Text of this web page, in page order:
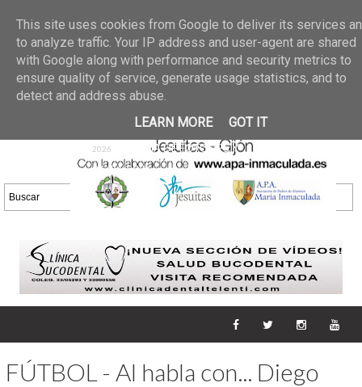
02 jun 2026
GALERIA DE FOTOS
30/05/2026
25 may 2026
GALERIA
DE FOTOS 23/05/2026
20 may
2026
GALERIA DE FOTOS
16/05/2026
DE FOTOS 09/05/2026
28 abr
2026
GALERIA DE FOTOS 25 Y
26/04/2026
FÚTBOL - Al habla con... Diego
This site uses cookies from Google to deliver its services
to analyze traffic. Your IP address and user-agent are shared
with Google along with performance and security metrics to
ensure quality of service, generate usage statistics, and to
detect and address abuse.
LEARN MORE
GOT IT